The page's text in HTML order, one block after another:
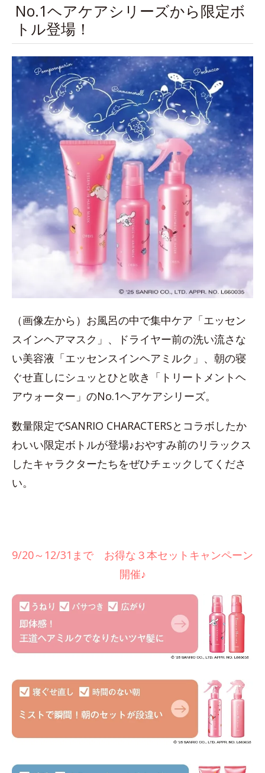
No.1ヘアケアシリーズから限定ボ
トル登場！
（画像左から）お風呂の中で集中ケア「エッセン
スインヘアマスク」、ドライヤー前の洗い流さな
い美容液「エッセンスインヘアミルク」、朝の寝
ぐせ直しにシュッとひと吹き「トリートメントヘ
アウォーター」のNo.1ヘアケアシリーズ。
数量限定でSANRIO CHARACTERSとコラボしたか
わいい限定ボトルが登場♪おやすみ前のリラックス
したキャラクターたちをぜひチェックしてくださ
い。
9/20～12/31まで お得な３本セットキャンペーン
開催♪